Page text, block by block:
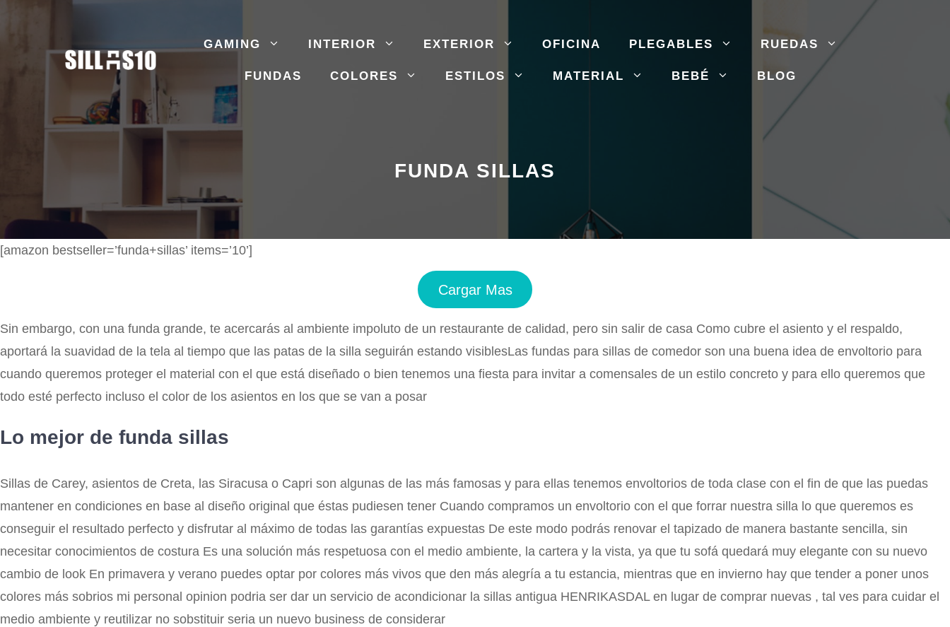
contenido
GAMING INTERIOR EXTERIOR OFICINA PLEGABLES RUEDAS
FUNDAS COLORES ESTILOS MATERIAL BEBÉ BLOG
FUNDA SILLAS
[amazon bestseller=’funda+sillas’ items=’10’]
Cargar Mas
Sin embargo, con una funda grande, te acercarás al ambiente impoluto de un restaurante de calidad, pero sin salir de casa Como cubre el asiento y el respaldo,
aportará la suavidad de la tela al tiempo que las patas de la silla seguirán estando visiblesLas fundas para sillas de comedor son una buena idea de envoltorio para
cuando queremos proteger el material con el que está diseñado o bien tenemos una fiesta para invitar a comensales de un estilo concreto y para ello queremos que
todo esté perfecto incluso el color de los asientos en los que se van a posar
Lo mejor de funda sillas
Sillas de Carey, asientos de Creta, las Siracusa o Capri son algunas de las más famosas y para ellas tenemos envoltorios de toda clase con el fin de que las puedas
mantener en condiciones en base al diseño original que éstas pudiesen tener Cuando compramos un envoltorio con el que forrar nuestra silla lo que queremos es
conseguir el resultado perfecto y disfrutar al máximo de todas las garantías expuestas De este modo podrás renovar el tapizado de manera bastante sencilla, sin
necesitar conocimientos de costura Es una solución más respetuosa con el medio ambiente, la cartera y la vista, ya que tu sofá quedará muy elegante con su nuevo
cambio de look En primavera y verano puedes optar por colores más vivos que den más alegría a tu estancia, mientras que en invierno hay que tender a poner unos
colores más sobrios mi personal opinion podria ser dar un servicio de acondicionar la sillas antigua HENRIKASDAL en lugar de comprar nuevas , tal ves para cuidar el
medio ambiente y reutilizar no sobstituir seria un nuevo business de considerar